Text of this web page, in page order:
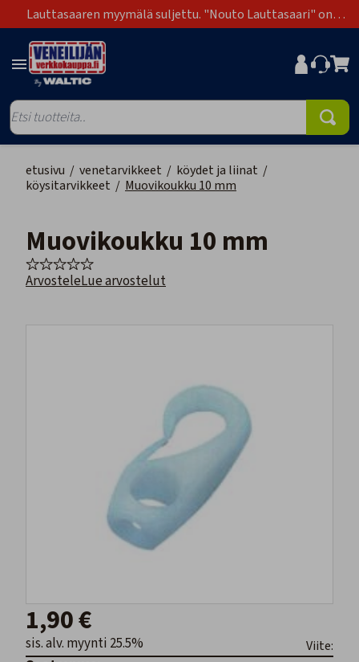
Lauttasaaren myymälä suljettu. "Nouto Lauttasaari" on
poistunut toimitustapavaihtoehdoista.
etusivu / venetarvikkeet / köydet ja liinat /
köysitarvikkeet / Muovikoukku 10 mm
Muovikoukku 10 mm
ArvosteleLue arvostelut
1,90 €
sis. alv. myynti 25.5% Viite: